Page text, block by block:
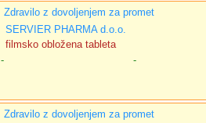
Zdravilo z dovoljenjem za promet
SERVIER PHARMA d.o.o.
filmsko obložena tableta
- -
Zdravilo z dovoljenjem za promet